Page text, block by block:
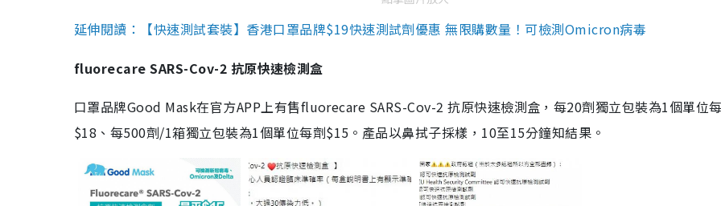
延伸閱讀：【快速測試套裝】香港口罩品牌$19快速測試劑優惠 無限購數量！可檢測Omicron病毒
fluorecare SARS-Cov-2 抗原快速檢測盒
口罩品牌Good Mask在官方APP上有售fluorecare SARS-Cov-2 抗原快速檢測盒，每20劑獨立包裝為1個單位
$18、每500劑/1箱獨立包裝為1個單位每劑$15。產品以鼻拭子採樣，10至15分鐘知結果。